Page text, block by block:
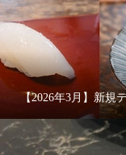
【2026年3月】新規